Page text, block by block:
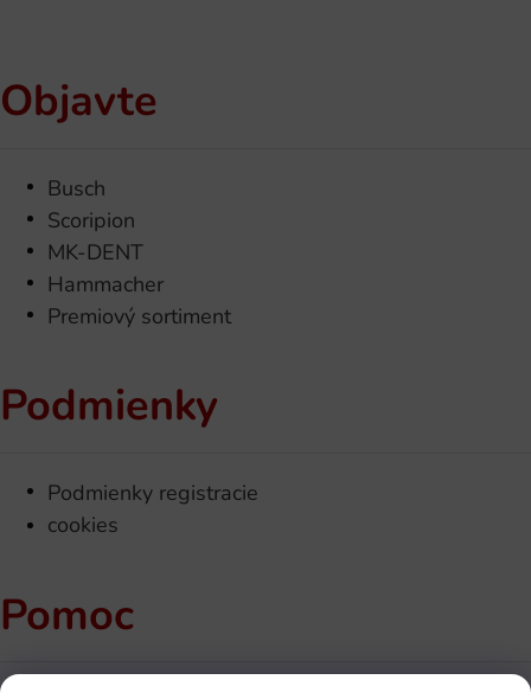
Objavte
Busch
Scoripion
MK-DENT
Hammacher
Premiový sortiment
Podmienky
Podmienky registracie
cookies
Pomoc